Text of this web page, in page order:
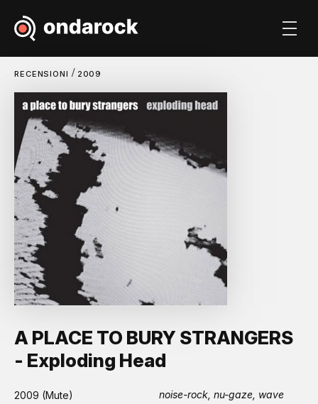
RECENSIONI / 2009
A PLACE TO BURY STRANGERS
- Exploding Head
2009 (Mute) noise-rock, nu-gaze, wave